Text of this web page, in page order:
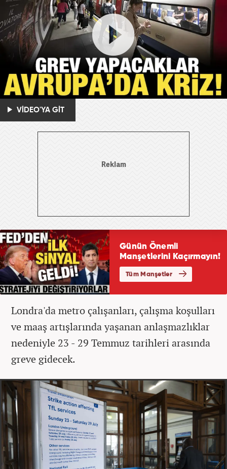
VİDEO'YA GİT
Londra'da metro çalışanları, çalışma koşulları
ve maaş artışlarında yaşanan anlaşmazlıklar
nedeniyle 23 - 29 Temmuz tarihleri arasında
greve gidecek.